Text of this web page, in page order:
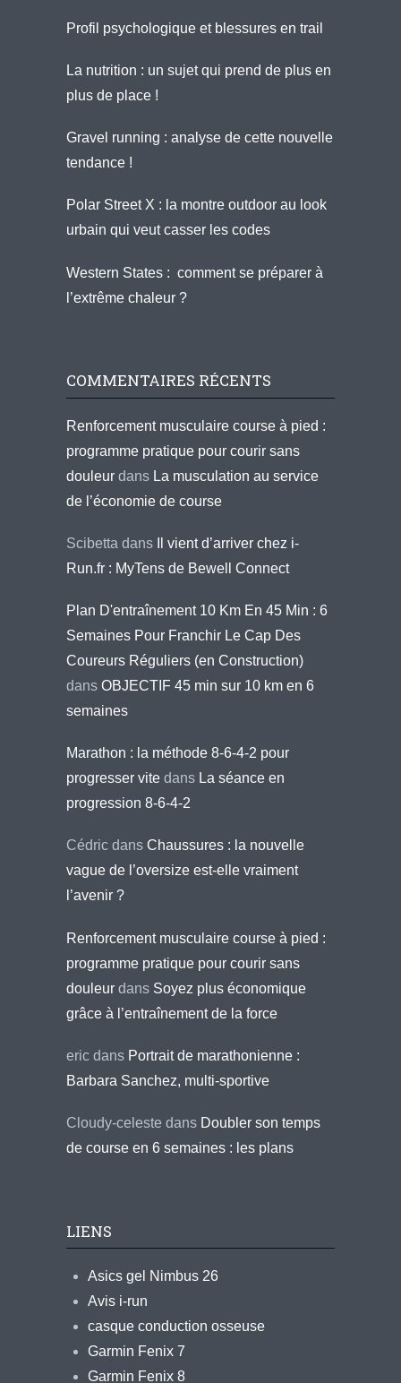
Profil psychologique et blessures en trail
La nutrition : un sujet qui prend de plus en
plus de place !
Gravel running : analyse de cette nouvelle
tendance !
Polar Street X : la montre outdoor au look
urbain qui veut casser les codes
Western States : comment se préparer à
l’extrême chaleur ?
COMMENTAIRES RÉCENTS
Renforcement musculaire course à pied :
programme pratique pour courir sans
douleur dans La musculation au service
de l’économie de course
Scibetta dans
Il vient d’arriver chez i-
Run.fr : MyTens de Bewell Connect
Plan D'entraînement 10 Km En 45 Min : 6
Semaines Pour Franchir Le Cap Des
Coureurs Réguliers (en Construction)
dans OBJECTIF 45 min sur 10 km en 6
semaines
Marathon : la méthode 8-6-4-2 pour
progresser vite dans La séance en
progression 8-6-4-2
Cédric dans Chaussures : la nouvelle
vague de l’oversize est-elle vraiment
l’avenir ?
Renforcement musculaire course à pied :
programme pratique pour courir sans
douleur dans Soyez plus économique
grâce à l’entraînement de la force
eric dans Portrait de marathonienne :
Barbara Sanchez, multi-sportive
Cloudy-celeste dans Doubler son temps
de course en 6 semaines : les plans
LIENS
Asics gel Nimbus 26
Avis i-run
casque conduction osseuse
Garmin Fenix 7
Garmin Fenix 8